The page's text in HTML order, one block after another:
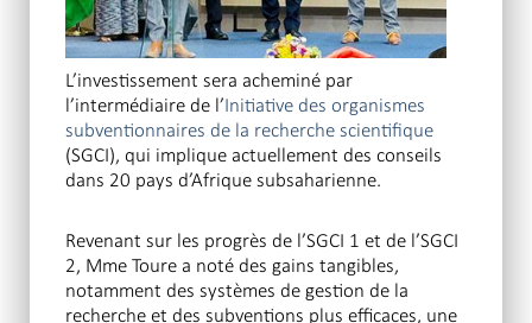
L’investissement sera acheminé par
l’intermédiaire de l’Initiative des organismes
subventionnaires de la recherche scientifique
(SGCI), qui implique actuellement des conseils
dans 20 pays d’Afrique subsaharienne.
Revenant sur les progrès de l’SGCI 1 et de l’SGCI
2, Mme Toure a noté des gains tangibles,
notamment des systèmes de gestion de la
recherche et des subventions plus efficaces, une